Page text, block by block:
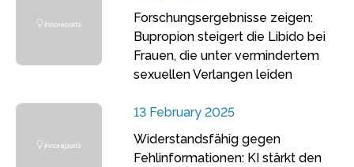
Forschungsergebnisse zeigen:
Bupropion steigert die Libido bei
Frauen, die unter vermindertem
sexuellen Verlangen leiden
13 February 2025
Widerstandsfähig gegen
Fehlinformationen: KI stärkt den